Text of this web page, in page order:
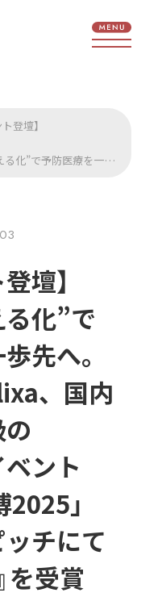
登壇】
、国内最大級の予防医療イベント「YOBO万博2025」ヘルスケアピッチにて『審査員賞』を受賞
壇】
化”で
先へ。
、 国内
ント
2025」
チにて
を受賞